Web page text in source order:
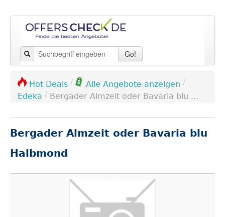
Go!
Hot Deals / Alle Angebote anzeigen /
Edeka / Bergader Almzeit oder Bavaria blu ...
Bergader Almzeit oder Bavaria blu
Halbmond